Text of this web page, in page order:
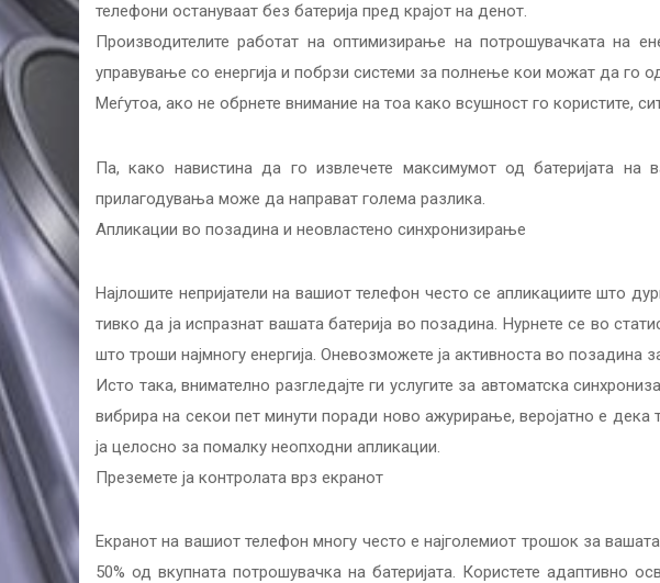
телефони остануваат без батерија пред крајот на денот.
Производителите работат на оптимизирање на потрошувачката на
управување со енергија и побрзи системи за полнење кои можат да го
Меѓутоа, ако не обрнете внимание на тоа како всушност го користите,
Па, како навистина да го извлечете максимумот од батеријата
прилагодувања може да направат голема разлика.
Апликации во позадина и неовластено синхронизирање
Најлошите непријатели на вашиот телефон често се апликациите што
тивко да ја испразнат вашата батерија во позадина. Нурнете се во
што троши најмногу енергија. Оневозможете ја активноста во позадина
Исто така, внимателно разгледајте ги услугите за автоматска
вибрира на секои пет минути поради ново ажурирање, веројатно е дека
ја целосно за помалку неопходни апликации.
Преземете ја контролата врз екранот
Екранот на вашиот телефон многу често е најголемиот трошок за
50% од вкупната потрошувачка на батеријата. Користете